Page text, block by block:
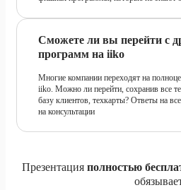
Сможете ли вы перейти с
программ на iiko
Многие компании переходят на
iiko. Можно ли перейти, сохранив все
базу клиентов, техкарты? Ответы на
на консультации
Презентация полностью